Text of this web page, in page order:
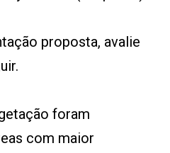
proposta, avalie
foram
com maior